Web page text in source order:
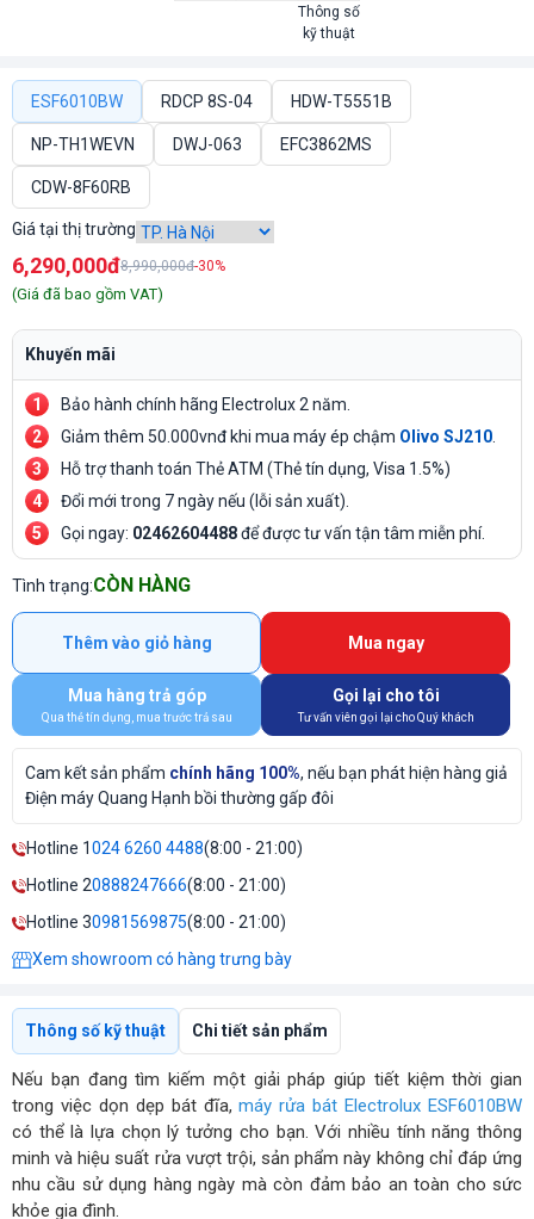
Thông số
kỹ thuật
ESF6010BW RDCP 8S-04 HDW-T5551B
NP-TH1WEVN DWJ-063 EFC3862MS
CDW-8F60RB
Giá tại thị trường
6,290,000đ8,990,000đ-30%
(Giá đã bao gồm VAT)
Khuyến mãi
Bảo hành chính hãng Electrolux 2 năm.
Giảm thêm 50.000vnđ khi mua máy ép chậm Olivo SJ210
Hỗ trợ thanh toán Thẻ ATM (Thẻ tín dụng, Visa 1.5%)
Đổi mới trong 7 ngày nếu (lỗi sản xuất).
Gọi ngay: 02462604488để được tư vấn tận tâm miễn phí.
Tình trạng:CÒN HÀNG
Thêm vào giỏ hàng Mua ngay
Mua hàng trả góp
Qua thẻ tín dụng, mua trước trả sau
Gọi lại cho tôi
Tư vấn viên gọi lại cho Quý khách
Cam kết sản phẩm chính hãng 100%, nếu bạn phát hiện hàng giả
Điện máy Quang Hạnh bồi thường gấp đôi
Hotline 1024 6260 4488(8:00 - 21:00)
Hotline 20888247666(8:00 - 21:00)
Hotline 30981569875(8:00 - 21:00)
Xem showroom có hàng trưng bày
Thông số kỹ thuật Chi tiết sản phẩm
Nếu bạn đang tìm kiếm một giải pháp giúp tiết kiệm thời gian
trong việc dọn dẹp bát đĩa,máy rửa bát Electrolux ESF6010BW
có thể là lựa chọn lý tưởng cho bạn. Với nhiều tính năng thông
minh và hiệu suất rửa vượt trội, sản phẩm này không chỉ đáp ứng
nhu cầu sử dụng hàng ngày mà còn đảm bảo an toàn cho sức
khỏe gia đình.